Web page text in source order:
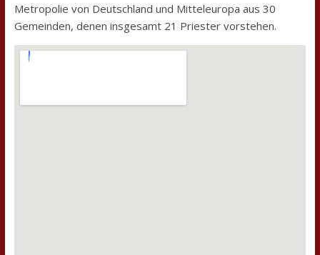
Metropolie von Deutschland und Mitteleuropa aus 30
Gemeinden, denen insgesamt 21 Priester vorstehen.